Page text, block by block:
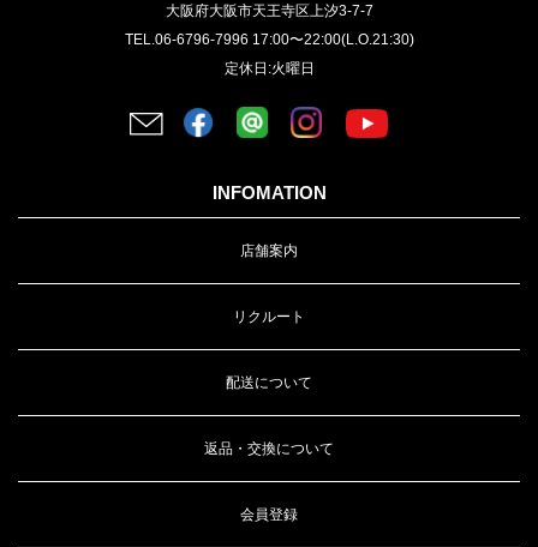
大阪府大阪市天王寺区上汐3-7-7
TEL.06-6796-7996 17:00〜22:00(L.O.21:30)
定休日:火曜日
INFOMATION
店舗案内
リクルート
配送について
返品・交換について
会員登録